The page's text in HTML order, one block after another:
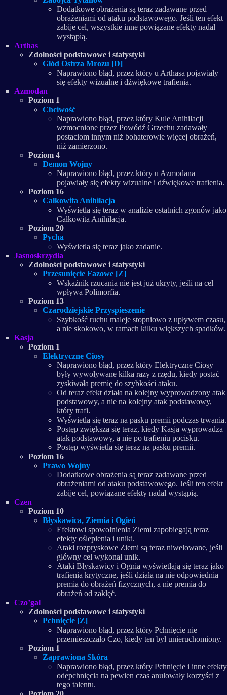
Dodatkowe obrażenia są teraz zadawane przed
obrażeniami od ataku podstawowego. Jeśli ten efekt
zabije cel, wszystkie inne powiązane efekty nadal
wystąpią.
Arthas
Zdolności podstawowe i statystyki
Głód Ostrza Mrozu [D]
Naprawiono błąd, przez który u Arthasa pojawiały
się efekty wizualne i dźwiękowe trafienia.
Azmodan
Poziom 1
Chciwość
Naprawiono błąd, przez który Kule Anihilacji
wzmocnione przez Powódź Grzechu zadawały
postaciom innym niż bohaterowie więcej obrażeń,
niż zamierzono.
Poziom 4
Demon Wojny
Naprawiono błąd, przez który u Azmodana
pojawiały się efekty wizualne i dźwiękowe trafienia.
Poziom 16
Całkowita Anihilacja
Wyświetla się teraz w analizie ostatnich zgonów jako
Całkowita Anihilacja.
Poziom 20
Pycha
Wyświetla się teraz jako zadanie.
Jasnoskrzydła
Zdolności podstawowe i statystyki
Przesunięcie Fazowe [Z]
Wskaźnik rzucania nie jest już ukryty, jeśli na cel
wpływa Polimorfia.
Poziom 13
Czarodziejskie Przyspieszenie
Szybkość ruchu maleje stopniowo z upływem czasu,
a nie skokowo, w ramach kilku większych spadków.
Kasja
Poziom 1
Elektryczne Ciosy
Naprawiono błąd, przez który Elektryczne Ciosy
były wywoływane kilka razy z rzędu, kiedy postać
zyskiwała premię do szybkości ataku.
Od teraz efekt działa na kolejny wyprowadzony atak
podstawowy, a nie na kolejny atak podstawowy,
który trafi.
Wyświetla się teraz na pasku premii podczas trwania.
Postęp zwiększa się teraz, kiedy Kasja wyprowadza
atak podstawowy, a nie po trafieniu pocisku.
Postęp wyświetla się teraz na pasku premii.
Poziom 16
Prawo Wojny
Dodatkowe obrażenia są teraz zadawane przed
obrażeniami od ataku podstawowego. Jeśli ten efekt
zabije cel, powiązane efekty nadal wystąpią.
Czen
Poziom 10
Błyskawica, Ziemia i Ogień
Efektowi spowolnienia Ziemi zapobiegają teraz
efekty oślepienia i uniki.
Ataki rozpryskowe Ziemi są teraz niwelowane, jeśli
główny cel wykonał unik.
Ataki Błyskawicy i Ognia wyświetlają się teraz jako
trafienia krytyczne, jeśli działa na nie odpowiednia
premia do obrażeń fizycznych, a nie premia do
obrażeń od zaklęć.
Czo’gal
Zdolności podstawowe i statystyki
Pchnięcie [Z]
Naprawiono błąd, przez który Pchnięcie nie
przemieszczało Czo, kiedy ten był unieruchomiony.
Poziom 1
Zaprawiona Skóra
Naprawiono błąd, przez który Pchnięcie i inne efekty
odepchnięcia na pewien czas anulowały korzyści z
tego talentu.